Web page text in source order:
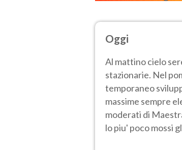
Oggi
Al mattino cielo
stazionarie. Nel
temporaneo
massime sempre
moderati di
lo piu' poco mossi